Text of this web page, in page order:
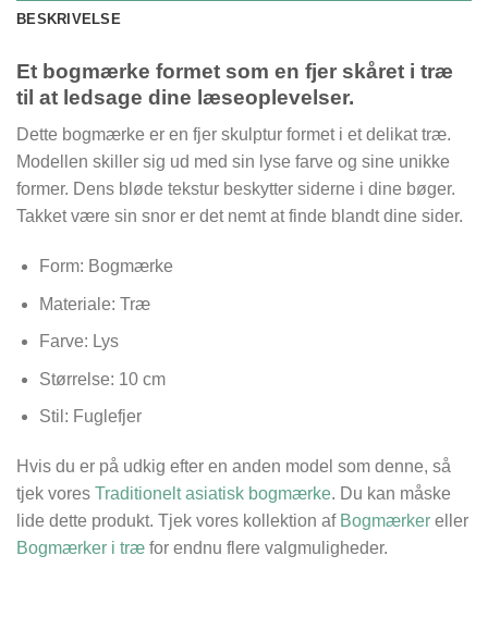
BESKRIVELSE
Et bogmærke formet som en fjer skåret i træ
til at ledsage dine læseoplevelser.
Dette bogmærke er en fjer skulptur formet i et delikat træ.
Modellen skiller sig ud med sin lyse farve og sine unikke
former. Dens bløde tekstur beskytter siderne i dine bøger.
Takket være sin snor er det nemt at finde blandt dine sider.
Form: Bogmærke
Materiale: Træ
Farve: Lys
Størrelse: 10 cm
Stil: Fuglefjer
Hvis du er på udkig efter en anden model som denne, så
tjek vores Traditionelt asiatisk bogmærke. Du kan måske
lide dette produkt. Tjek vores kollektion af Bogmærker eller
Bogmærker i træ for endnu flere valgmuligheder.